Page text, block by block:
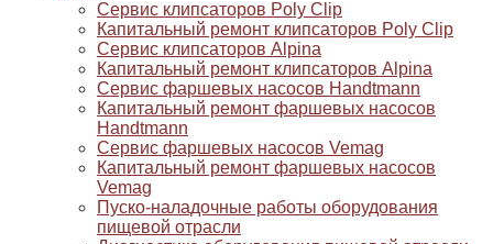
Сервис клипсаторов Poly Clip
Капитальный ремонт клипсаторов Poly Clip
Сервис клипсаторов Alpina
Капитальный ремонт клипсаторов Alpina
Сервис фаршевых насосов Handtmann
Капитальный ремонт фаршевых насосов
Handtmann
Сервис фаршевых насосов Vemag
Капитальный ремонт фаршевых насосов
Vemag
Пуско-наладочные работы оборудования
пищевой отрасли